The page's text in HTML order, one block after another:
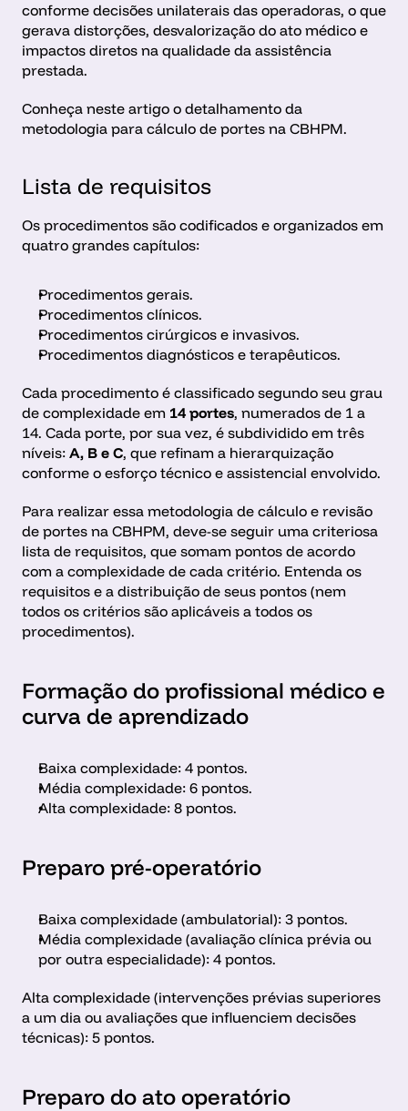
conforme decisões unilaterais das operadoras, o que
gerava distorções, desvalorização do ato médico e
impactos diretos na qualidade da assistência
prestada.
Conheça neste artigo o detalhamento da
metodologia para cálculo de portes na CBHPM.
Lista de requisitos
Os procedimentos são codificados e organizados em
quatro grandes capítulos:
Procedimentos gerais.
Procedimentos clínicos.
Procedimentos cirúrgicos e invasivos.
Procedimentos diagnósticos e terapêuticos.
Cada procedimento é classificado segundo seu grau
de complexidade em 14 portes, numerados de 1 a
14. Cada porte, por sua vez, é subdividido em três
níveis: A, B e C, que refinam a hierarquização
conforme o esforço técnico e assistencial envolvido.
Para realizar essa metodologia de cálculo e revisão
de portes na CBHPM, deve-se seguir uma criteriosa
lista de requisitos, que somam pontos de acordo
com a complexidade de cada critério. Entenda os
requisitos e a distribuição de seus pontos (nem
todos os critérios são aplicáveis a todos os
procedimentos).
Formação do profissional médico e
curva de aprendizado
Baixa complexidade: 4 pontos.
Média complexidade: 6 pontos.
Alta complexidade: 8 pontos.
Preparo pré-operatório
Baixa complexidade (ambulatorial): 3 pontos.
Média complexidade (avaliação clínica prévia ou
por outra especialidade): 4 pontos.
Alta complexidade (intervenções prévias superiores
a um dia ou avaliações que influenciem decisões
técnicas): 5 pontos.
Preparo do ato operatório